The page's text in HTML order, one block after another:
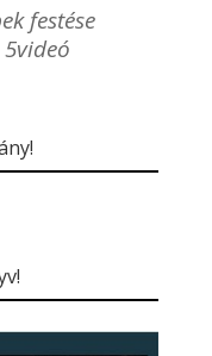
festése